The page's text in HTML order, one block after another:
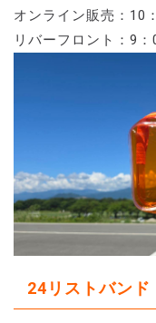
オンライン販売：10
リバーフロント：9：
24リストバンド